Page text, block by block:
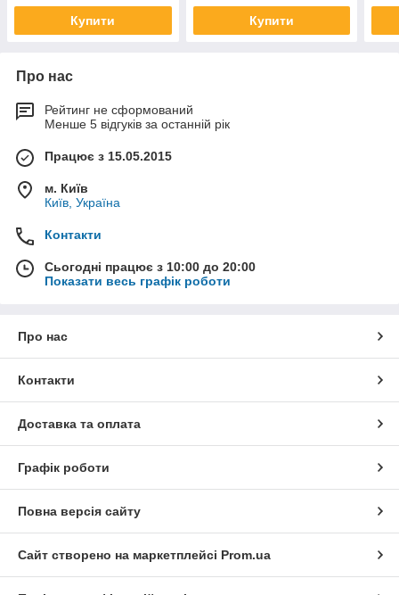
Купити Купити
Про нас
Рейтинг не сформований
Менше 5 відгуків за останній рік
Працює з 15.05.2015
м. Київ
Київ, Україна
Контакти
Сьогодні працює з 10:00 до 20:00
Показати весь графік роботи
Про нас
Контакти
Доставка та оплата
Графік роботи
Повна версія сайту
Сайт створено на маркетплейсі Prom.ua